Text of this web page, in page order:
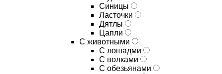
Синицы
Ласточки
Дятлы
Цапли
С животными
С лошадми
С волками
С обезьянами